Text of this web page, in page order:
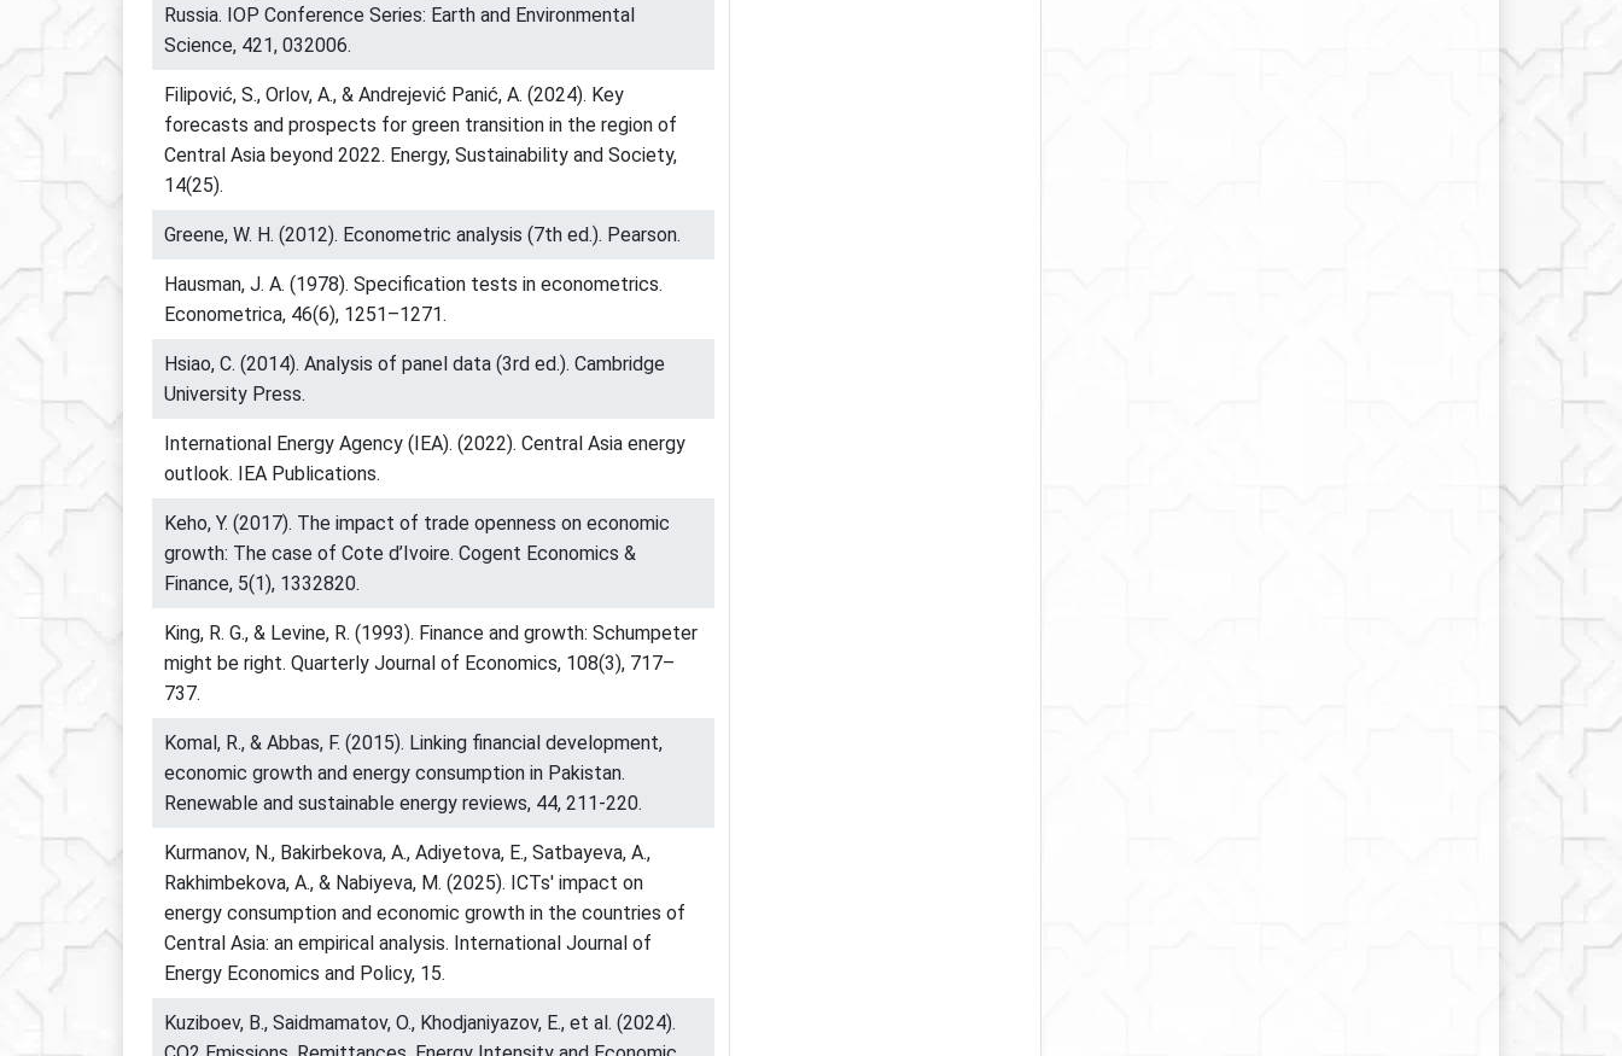
Russia. IOP Conference Series: Earth and Environmental
Science, 421, 032006.
Filipović, S., Orlov, A., & Andrejević Panić, A. (2024). Key
forecasts and prospects for green transition in the region of
Central Asia beyond 2022. Energy, Sustainability and Society,
14(25).
Greene, W. H. (2012). Econometric analysis (7th ed.). Pearson.
Hausman, J. A. (1978). Specification tests in econometrics.
Econometrica, 46(6), 1251–1271.
Hsiao, C. (2014). Analysis of panel data (3rd ed.). Cambridge
University Press.
International Energy Agency (IEA). (2022). Central Asia energy
outlook. IEA Publications.
Keho, Y. (2017). The impact of trade openness on economic
growth: The case of Cote d’Ivoire. Cogent Economics &
Finance, 5(1), 1332820.
King, R. G., & Levine, R. (1993). Finance and growth: Schumpeter
might be right. Quarterly Journal of Economics, 108(3), 717–
737.
Komal, R., & Abbas, F. (2015). Linking financial development,
economic growth and energy consumption in Pakistan.
Renewable and sustainable energy reviews, 44, 211-220.
Kurmanov, N., Bakirbekova, A., Adiyetova, E., Satbayeva, A.,
Rakhimbekova, A., & Nabiyeva, M. (2025). ICTs' impact on
energy consumption and economic growth in the countries of
Central Asia: an empirical analysis. International Journal of
Energy Economics and Policy, 15.
Kuziboev, B., Saidmamatov, O., Khodjaniyazov, E., et al. (2024).